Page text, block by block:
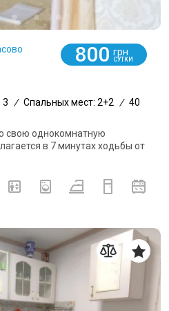
800 грн
СУТКИ
3 / Спальных мест: 2+2 / 40
свою однокомнатную
в 7 минутах ходьбы от